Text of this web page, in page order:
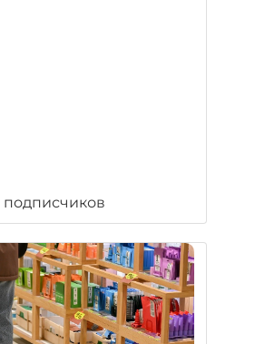
подписчиков